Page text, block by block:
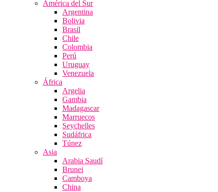
América del Sur
Argentina
Bolivia
Brasil
Chile
Colombia
Perú
Uruguay
Venezuela
África
Argelia
Gambia
Madagascar
Marruecos
Seychelles
Sudáfrica
Túnez
Asia
Arabia Saudí
Brunei
Camboya
China